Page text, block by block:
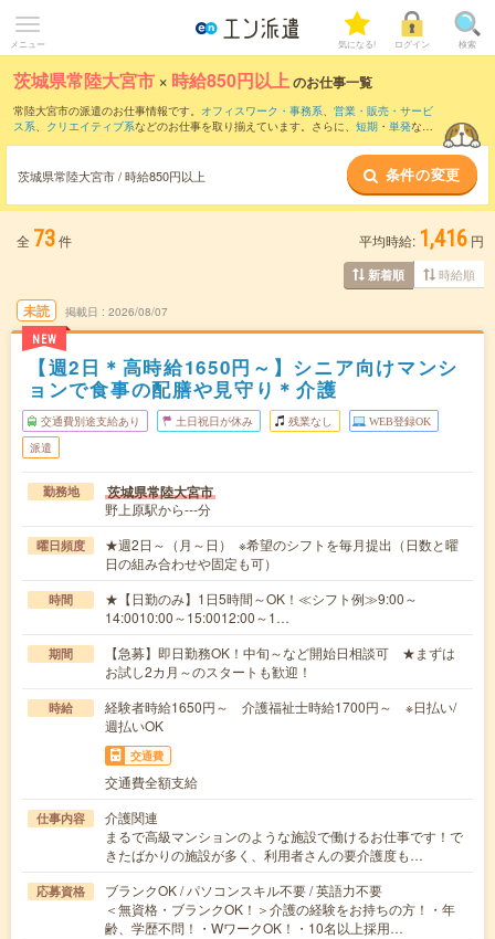
メニュー 気になる! ログイン 検索
茨城県常陸大宮市 × 時給850円以上のお仕事一覧
常陸大宮市の派遣のお仕事情報です。 オフィスワーク・事務系、 営業・販売・サービ
ス系、 クリエイティブ系などのお仕事を取り揃えています。さらに、 短期 ・ 単発など
時給1100円以上・1800円以上の求人はこちら
当サイトでは法令を遵守し、最低賃金以上の求人のみを掲載しています。
茨城県常陸大宮市 / 時給850円以上 条件の変更
全 73件 平均時給: 1,416 円
新着順 時給順
未読
NEW
掲載日 2026/08/07
【週2日＊高時給1650円～】シニア向けマンシ
ョンで食事の配膳や見守り＊介護
交通費別途支給あり 土日祝日が休み 残業なし WEB登録OK
派遣
勤務地 茨城県常陸大宮市
野上原駅から---分
曜日頻度
★週2日～（月～日） ※希望のシフトを毎月提出（日数と曜
日の組み合わせや固定も可）
時間
★【日勤のみ】1日5時間～OK！≪シフト例≫9:00～
14:0010:00～15:0012:00～1…
期間
【急募】即日勤務OK！中旬～など開始日相談可 ★まずは
お試し2カ月～のスタートも歓迎！
時給
経験者時給1650円～ 介護福祉士時給1700円～ ※日払い/
週払いOK
交通費
交通費全額支給
仕事内容
介護関連
まるで高級マンションのような施設で働けるお仕事です！で
きたばかりの施設が多く、利用者さんの要介護度も…
応募資格
ブランクOK / パソコンスキル不要 / 英語力不要
＜無資格・ブランクOK！＞介護の経験をお持ちの方！・年
齢、学歴不問！・WワークOK！・10名以上採用…